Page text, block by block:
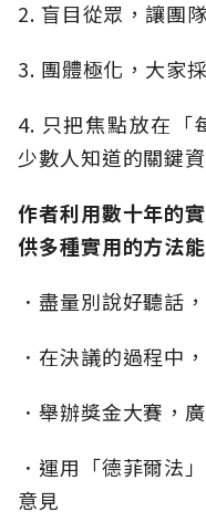
2. 盲目從眾，讓團
3. 團體極化，大家
4. 只把焦點放在「
少數人知道的關鍵
作者利用數十年的
供多種實用的方法
．盡量別說好聽話
．在決議的過程中
．舉辦獎金大賽，
．運用「德菲爾法
意見